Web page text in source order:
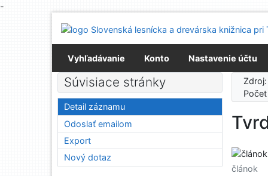
-
Prejsť na menu
Prehlásenie o webovej prístupnosti
Vyhľadávanie
Konto Nastavenie účtu
článok
Súvisiace stránky
Detail záznamu
Odoslať emailom
Export
Nový dotaz